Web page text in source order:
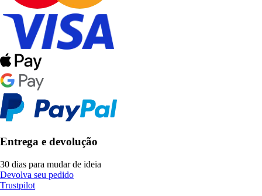
Entrega e devolução
30 dias para mudar de ideia
Devolva seu pedido
Trustpilot